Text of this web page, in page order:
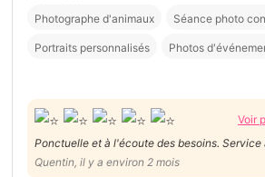
Photographe d'animaux Séance photo
Portraits personnalisés Photos
Voir
Ponctuelle et à l'écoute des besoins. Service
Quentin, il y a environ 2 mois